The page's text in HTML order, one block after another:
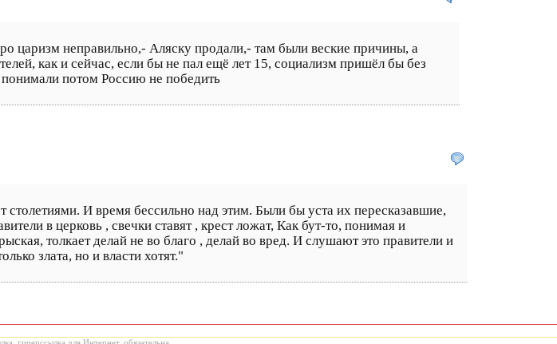
царизм неправильно,- Аляску продали,- там были веские причины, а
как и сейчас, если бы не пал ещё лет 15, социализм пришёл бы без
потом Россию не победить
И время бессильно над этим. Были бы уста их пересказавшие,
в церковь , свечки ставят , крест ложат, Как бут-то, понимая и
толкает делай не во благо , делай во вред. И слушают это правители и
злата, но и власти хотят."